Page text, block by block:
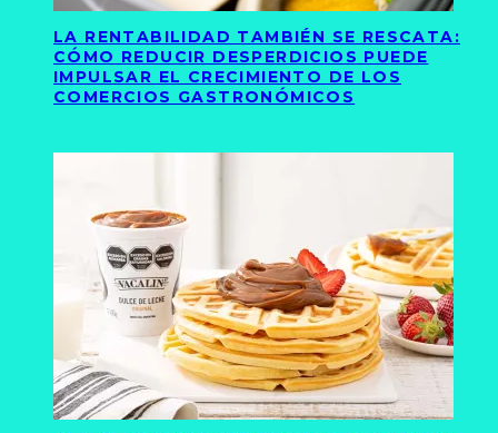
LA RENTABILIDAD TAMBIÉN SE RESCATA:
CÓMO REDUCIR DESPERDICIOS PUEDE
IMPULSAR EL CRECIMIENTO DE LOS
COMERCIOS GASTRONÓMICOS